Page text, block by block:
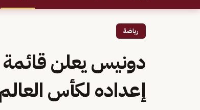
رياضة
دونيس يعلن
إعداده لكأس العالم